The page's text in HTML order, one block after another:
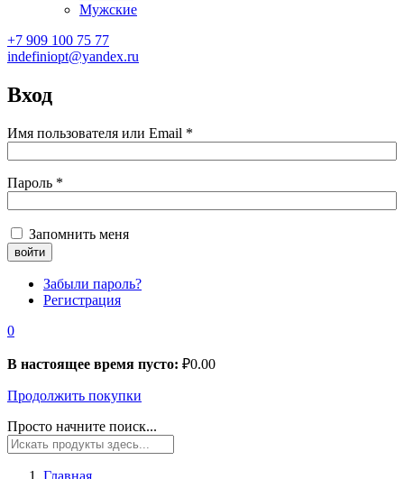
Мужские
+7 909 100 75 77
indefiniopt@yandex.ru
Вход
Имя пользователя или Email *
Пароль *
Запомнить меня
Забыли пароль?
Регистрация
0
В настоящее время пусто: ₽0.00
Продолжить покупки
Просто начните поиск...
Главная